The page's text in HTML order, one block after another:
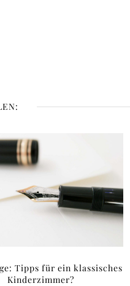
Tipps für ein klassisches
Kinderzimmer?